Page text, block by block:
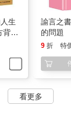
生
背穿
諭言之
的問題
9 折 特
看更多